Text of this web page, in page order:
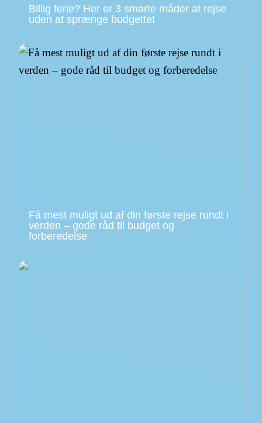
Billig ferie? Her er 3 smarte måder at rejse
uden at sprænge budgettet
Få mest muligt ud af din første rejse rundt i
verden – gode råd til budget og
forberedelse